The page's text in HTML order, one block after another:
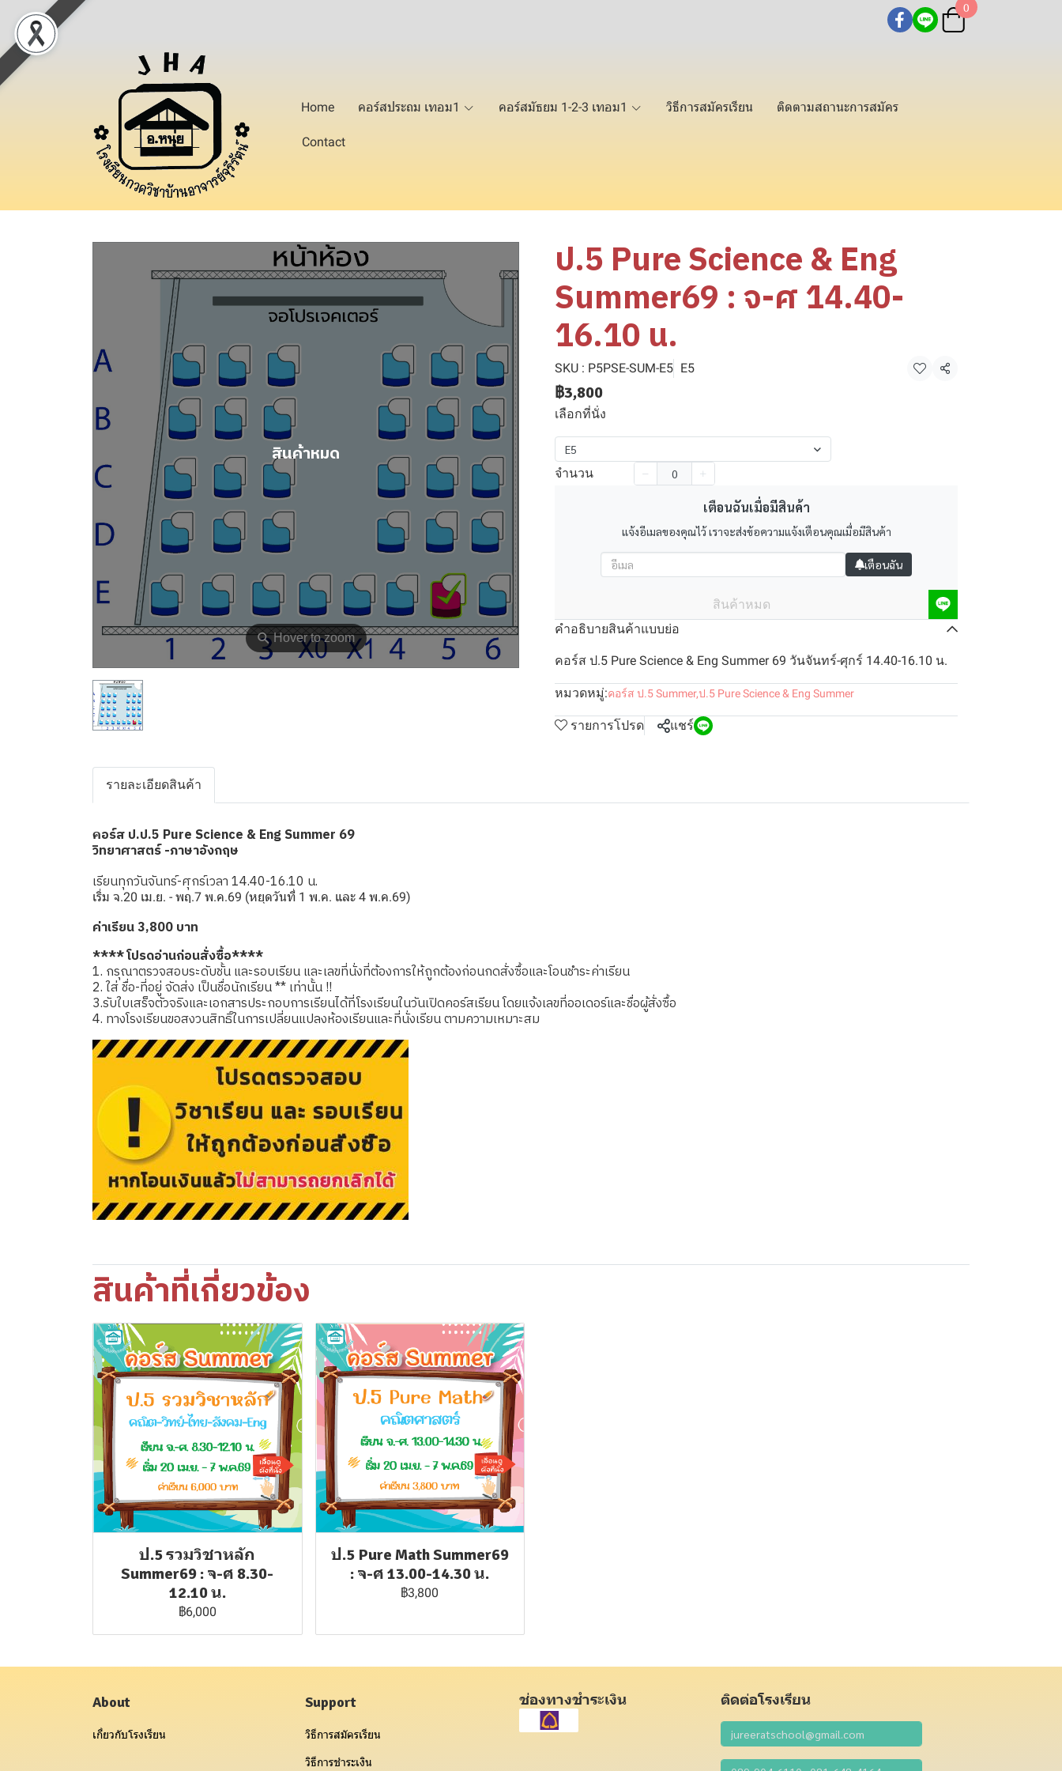
0
Home คอร์สประถม เทอม1 คอร์สมัธยม 1-2-3 เทอม1 วิธีการสมัครเรียน ติดตามสถานะการสมัคร
Contact
⚲Hover to zoom
สินค้าหมด
ป.5 Pure Science & Eng
Summer69 : จ-ศ 14.40-
16.10 น.
SKU : P5PSE-SUM-E5 E5 แชร์
฿3,800
เลือกที่นั่ง
E5
จำนวน
เตือนฉันเมื่อมีสินค้า
แจ้งอีเมลของคุณไว้ เราจะส่งข้อความแจ้งเตือนคุณเมื่อมีสินค้า
เตือนฉัน
สินค้าหมด
คำอธิบายสินค้าแบบย่อ
คอร์ส ป.5 Pure Science & Eng Summer 69 วันจันทร์-ศุกร์ 14.40-16.10 น.
หมวดหมู่:คอร์ส ป.5 Summer,ป.5 Pure Science & Eng Summer
รายการโปรด แชร์
รายละเอียดสินค้า
คอร์ส ป.ป.5 Pure Science & Eng Summer 69
วิทยาศาสตร์ -ภาษาอังกฤษ
เรียนทุกวันจันทร์-ศุกร์เวลา 14.40-16.10 น.
เริ่ม จ.20 เม.ย. - พฤ.7 พ.ค.69 (หยุดวันที่ 1 พ.ค. และ 4 พ.ค.69)
ค่าเรียน 3,800 บาท
**** โปรดอ่านก่อนสั่งซื้อ****
1. กรุณาตรวจสอบระดับชั้น และรอบเรียน และเลขที่นั่งที่ต้องการให้ถูกต้องก่อนกดสั่งซื้อและโอนชำระค่าเรียน
2. ใส่ ชื่อ-ที่อยู่ จัดส่ง เป็นชื่อนักเรียน ** เท่านั้น !!
3.รับใบเสร็จตัวจริงและเอกสารประกอบการเรียนได้ที่โรงเรียนในวันเปิดคอร์สเรียน โดยแจ้งเลขที่ออเดอร์และชื่อผู้สั่งซื้อ
4. ทางโรงเรียนขอสงวนสิทธิ์ในการเปลี่ยนแปลงห้องเรียนและที่นั่งเรียน ตามความเหมาะสม
สินค้าที่เกี่ยวข้อง
ป.5 รวมวิชาหลัก
Summer69 : จ-ศ 8.30-
12.10 น.
฿6,000
ป.5 Pure Math Summer69
: จ-ศ 13.00-14.30 น.
฿3,800
About
เกี่ยวกับโรงเรียน
Support
วิธีการสมัครเรียน
วิธีการชำระเงิน
ช่องทางชำระเงิน ติดต่อโรงเรียน